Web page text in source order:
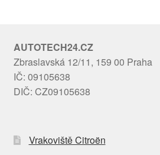
AUTOTECH24.CZ
Zbraslavská 12/11, 159 00 Praha
IČ: 09105638
DIČ: CZ09105638
Vrakoviště Citroën